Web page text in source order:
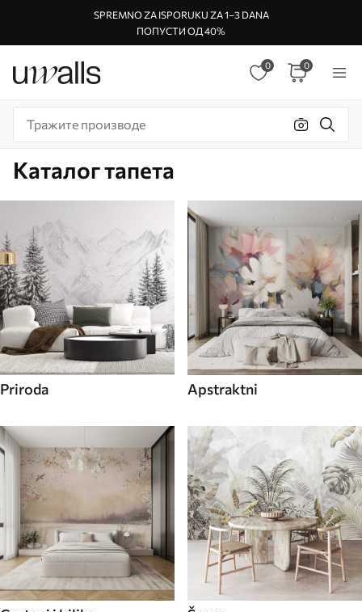
SPREMNO ZA ISPORUKU ZA 1–3 DANA
ПОПУСТИ ОД 40%
0 0
Каталог тапета
Priroda Apstraktni